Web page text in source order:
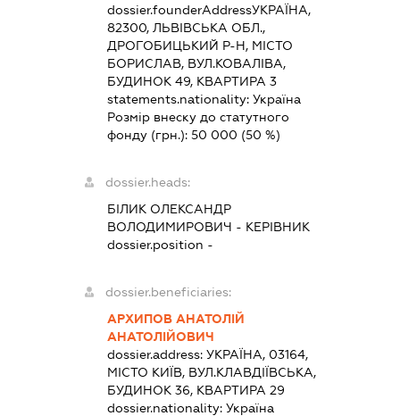
dossier.founderAddressУКРАЇНА,
82300, ЛЬВІВСЬКА ОБЛ.,
ДРОГОБИЦЬКИЙ Р-Н, МІСТО
БОРИСЛАВ, ВУЛ.КОВАЛІВА,
БУДИНОК 49, КВАРТИРА 3
statements.nationality: Україна
Розмір внеску до статутного
фонду (грн.): 50 000 (50 %)
dossier.heads:
БІЛИК ОЛЕКСАНДР
ВОЛОДИМИРОВИЧ - КЕРІВНИК
dossier.position -
dossier.beneficiaries:
АРХИПОВ АНАТОЛІЙ
АНАТОЛІЙОВИЧ
dossier.address: УКРАЇНА, 03164,
МІСТО КИЇВ, ВУЛ.КЛАВДІЇВСЬКА,
БУДИНОК 36, КВАРТИРА 29
dossier.nationality: Україна